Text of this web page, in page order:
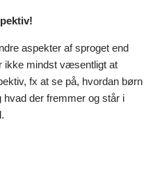
aspekter af sproget end
ikke mindst væsentligt at
fx at se på, hvordan børn
hvad der fremmer og står i